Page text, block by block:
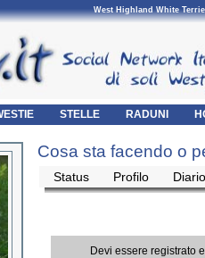
West Highland White
STELLE RADUNI
Cosa sta facendo o
Status Profilo Diario
Devi essere registrato